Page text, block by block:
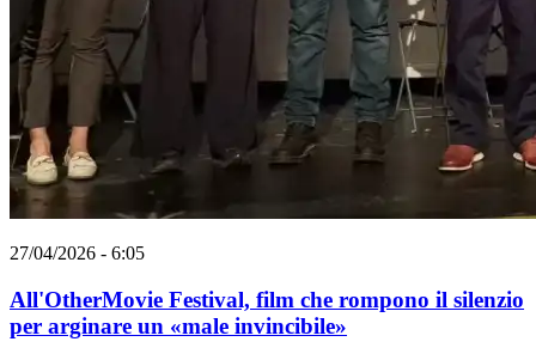
27/04/2026 - 6:05
All'OtherMovie Festival, film che rompono il silenzio
per arginare un «male invincibile»